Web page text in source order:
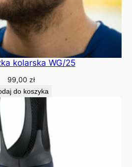
kolarska WG/25
99,00 zł
do koszyka